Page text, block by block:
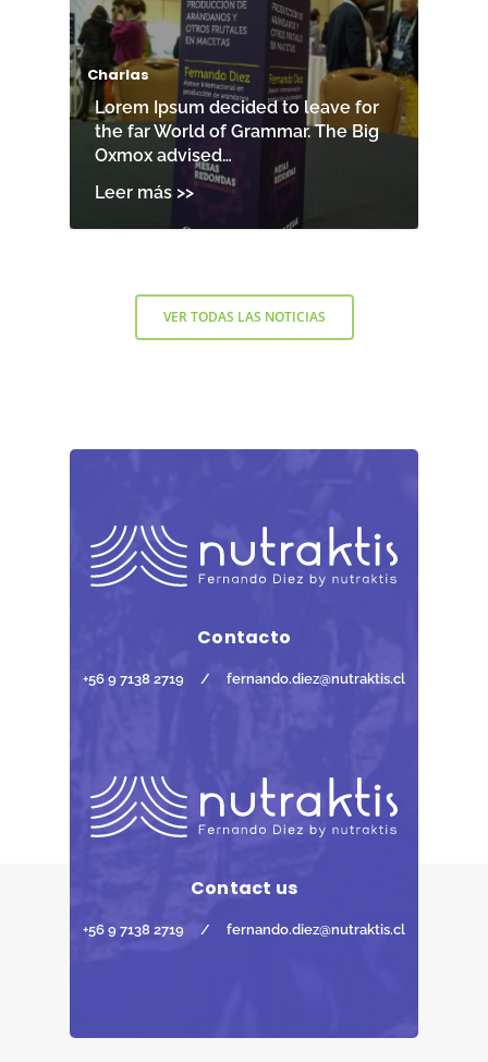
Charlas
Lorem Ipsum decided to leave for
the far World of Grammar. The Big
Oxmox advised…
VER TODAS LAS NOTICIAS
Contacto
+56 9 7138 2719 / fernando.diez@nutraktis.cl
Contact us
+56 9 7138 2719 / fernando.diez@nutraktis.cl